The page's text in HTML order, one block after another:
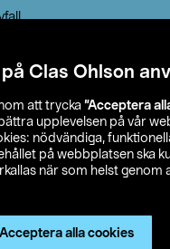
på Clas Ohlson
att trycka ”Acceptera
upplevelsen på vår
nödvändiga,
på webbplatsen ska
när som helst genom
Acceptera alla cookies